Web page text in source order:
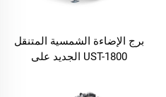
برج الإضاءة الشمسية المتنقل
UST-1800 الجديد على